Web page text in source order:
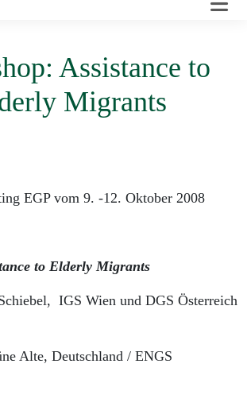
Assistance to
Migrants
EGP vom 9. -12. Oktober 2008
to Elderly Migrants
IGS Wien und DGS Österreich
Alte, Deutschland / ENGS